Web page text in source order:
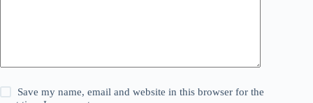
Save my name, email and website in this browser for the